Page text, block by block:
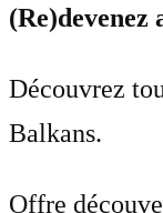
(Re)devenez
Découvrez
Balkans.
Offre